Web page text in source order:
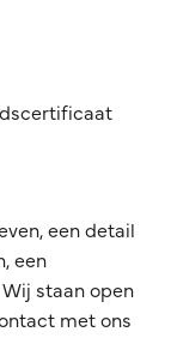
een detail
een
staan open
met ons